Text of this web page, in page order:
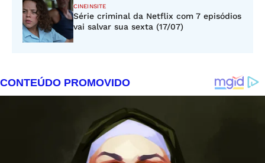
CINEINSITE
Série criminal da Netflix com 7 episódios
vai salvar sua sexta (17/07)